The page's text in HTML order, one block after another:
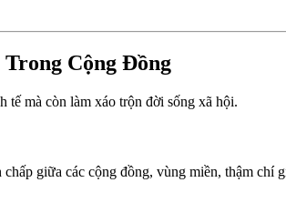
Cộng Đồng
mà còn làm xáo trộn đời sống xã hội.
chấp giữa các cộng đồng, vùng miền, thậm